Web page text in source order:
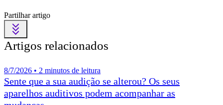
Partilhar artigo
Artigos relacionados
8/7/2026 • 2 minutos de leitura
Sente que a sua audição se alterou? Os seus
aparelhos auditivos podem acompanhar as